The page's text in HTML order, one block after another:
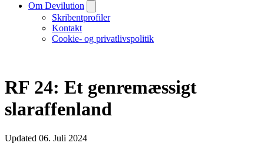
Om Devilution
Skribentprofiler
Kontakt
Cookie- og privatlivspolitik
RF 24: Et genremæssigt
slaraffenland
Updated 06. Juli 2024